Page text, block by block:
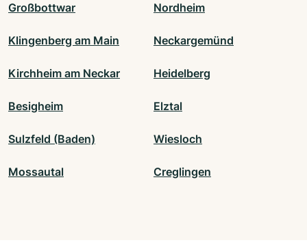
Großbottwar Nordheim
Klingenberg am Main Neckargemünd
Kirchheim am Neckar Heidelberg
Besigheim Elztal
Sulzfeld (Baden) Wiesloch
Mossautal Creglingen